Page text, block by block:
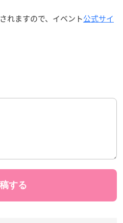
れますので、イベント公式サイ